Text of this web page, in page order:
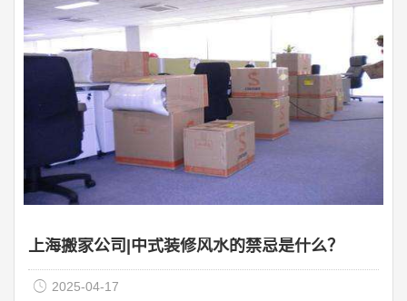
上海搬家公司|中式装修风水的禁忌是什么？
2025-04-17